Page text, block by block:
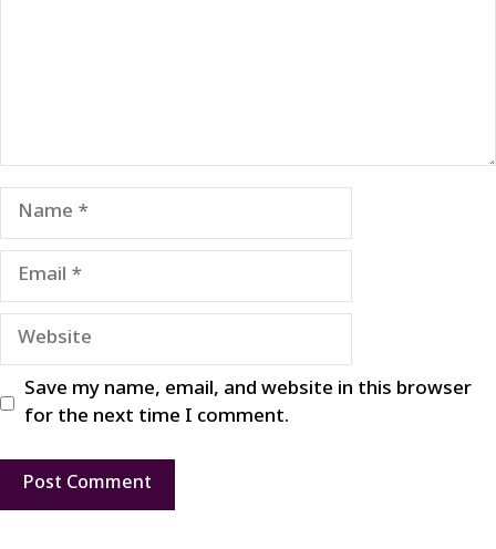
Name
Email
Website
Save my name, email, and website in this browser
for the next time I comment.